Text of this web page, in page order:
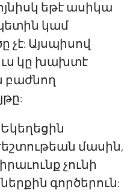
եթէ ասիկա
կամ
Այսպիսով
կը խախտէ
բաժնող
մասին,
չունի
գործերուն: